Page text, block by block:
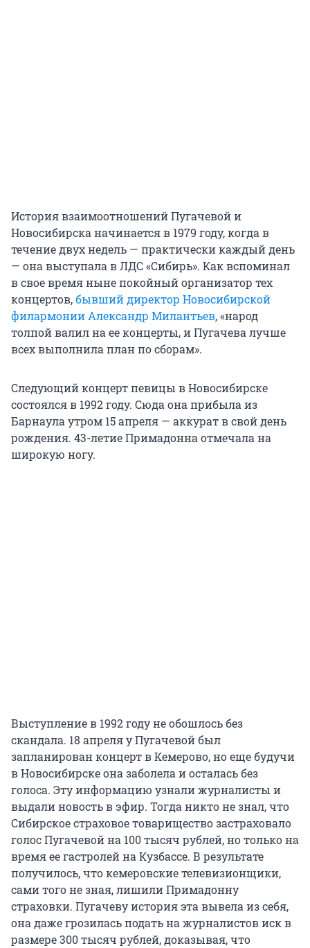
История взаимоотношений Пугачевой и
Новосибирска начинается в 1979 году, когда в
течение двух недель — практически каждый день
— она выступала в ЛДС «Сибирь». Как вспоминал
в свое время ныне покойный организатор тех
концертов,бывший директор Новосибирской
филармонии Александр Милантьев, «народ
толпой валил на ее концерты, и Пугачева лучше
всех выполнила план по сборам».
Следующий концерт певицы в Новосибирске
состоялся в 1992 году. Сюда она прибыла из
Барнаула утром 15 апреля — аккурат в свой день
рождения. 43-летие Примадонна отмечала на
широкую ногу.
Выступление в 1992 году не обошлось без
скандала. 18 апреля у Пугачевой был
запланирован концерт в Кемерово, но еще будучи
в Новосибирске она заболела и осталась без
голоса. Эту информацию узнали журналисты и
выдали новость в эфир. Тогда никто не знал, что
Сибирское страховое товарищество застраховало
голос Пугачевой на 100 тысяч рублей, но только на
время ее гастролей на Кузбассе. В результате
получилось, что кемеровские телевизионщики,
сами того не зная, лишили Примадонну
страховки. Пугачеву история эта вывела из себя,
она даже грозилась подать на журналистов иск в
размере 300 тысяч рублей, доказывая, что